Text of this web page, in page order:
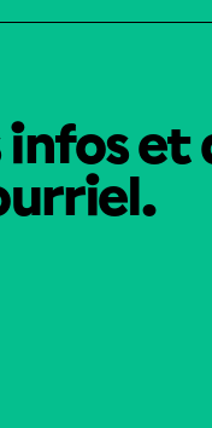
infos et